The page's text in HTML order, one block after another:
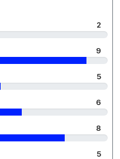
2
9
5
6
8
5